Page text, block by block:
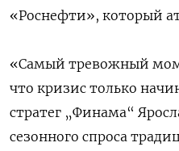
«Роснефти», который
«Самый тревожный
что кризис только
стратег „Финама“
сезонного спроса